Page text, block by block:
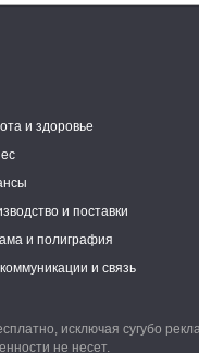
и здоровье
и поставки
и полиграфия
и связь
исключая сугубо
не несет.